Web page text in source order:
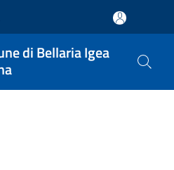
di Bellaria Igea